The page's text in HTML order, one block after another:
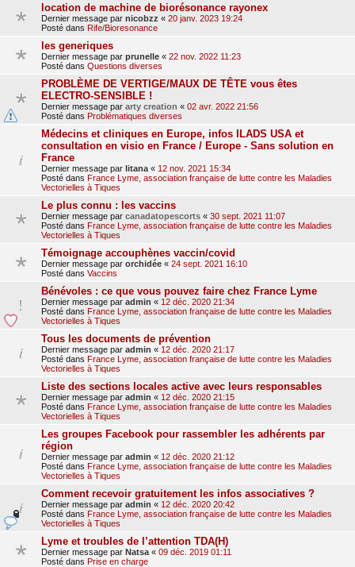
location de machine de biorésonance rayonex
Dernier message par nicobzz « 20 janv. 2023 19:24
Posté dans Rife/Bioresonance
les generiques
Dernier message par prunelle « 22 nov. 2022 11:23
Posté dans Questions diverses
PROBLÈME DE VERTIGE/MAUX DE TÊTE vous êtes
ELECTRO-SENSIBLE !
Dernier message par arty creation « 02 avr. 2022 21:56
Posté dans Problématiques diverses
Médecins et cliniques en Europe, infos ILADS USA et
consultation en visio en France / Europe - Sans solution en
France
Dernier message par litana « 12 nov. 2021 15:34
Posté dans France Lyme, association française de lutte contre les Maladies
Vectorielles à Tiques
Le plus connu : les vaccins
Dernier message par canadatopescorts « 30 sept. 2021 11:07
Posté dans France Lyme, association française de lutte contre les Maladies
Vectorielles à Tiques
Témoignage accouphènes vaccin/covid
Dernier message par orchidée « 24 sept. 2021 16:10
Posté dans Vaccins
Bénévoles : ce que vous pouvez faire chez France Lyme
Dernier message par admin « 12 déc. 2020 21:34
Posté dans France Lyme, association française de lutte contre les Maladies
Vectorielles à Tiques
Tous les documents de prévention
Dernier message par admin « 12 déc. 2020 21:17
Posté dans France Lyme, association française de lutte contre les Maladies
Vectorielles à Tiques
Liste des sections locales active avec leurs responsables
Dernier message par admin « 12 déc. 2020 21:15
Posté dans France Lyme, association française de lutte contre les Maladies
Vectorielles à Tiques
Les groupes Facebook pour rassembler les adhérents par
région
Dernier message par admin « 12 déc. 2020 21:12
Posté dans France Lyme, association française de lutte contre les Maladies
Vectorielles à Tiques
Comment recevoir gratuitement les infos associatives ?
Dernier message par admin « 12 déc. 2020 20:42
Posté dans France Lyme, association française de lutte contre les Maladies
Vectorielles à Tiques
Lyme et troubles de l’attention TDA(H)
Dernier message par Natsa « 09 déc. 2019 01:11
Posté dans Prise en charge